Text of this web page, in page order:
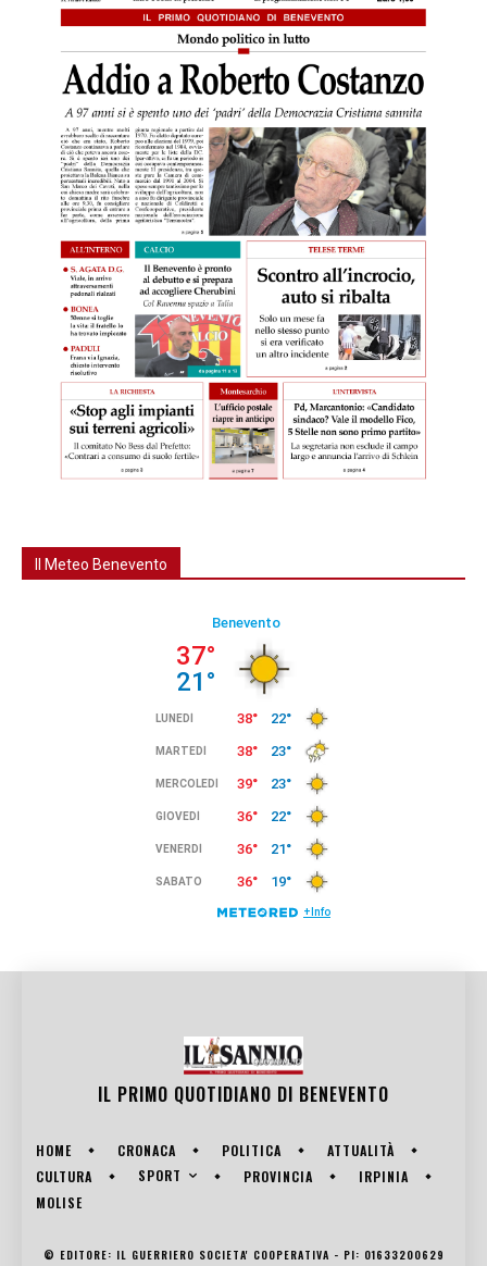
Il Meteo Benevento
IL PRIMO QUOTIDIANO DI BENEVENTO
HOME CRONACA POLITICA
ATTUALITÀ
CULTURA
SPORT PROVINCIA
IRPINIA
MOLISE
© EDITORE: IL GUERRIERO SOCIETA' COOPERATIVA - PI: 01633200629